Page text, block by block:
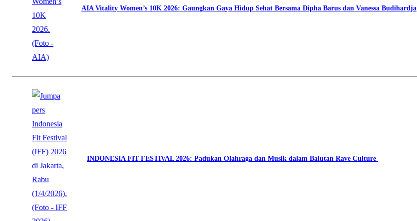
AIA Vitality Women’s 10K 2026: Gaungkan Gaya Hidup Sehat Bersama Dipha Barus dan Vanessa Budihardja
INDONESIA FIT FESTIVAL 2026: Padukan Olahraga dan Musik dalam Balutan Rave Culture